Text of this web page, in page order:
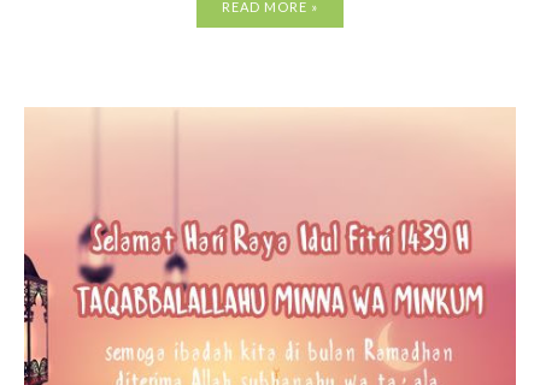
READ MORE »